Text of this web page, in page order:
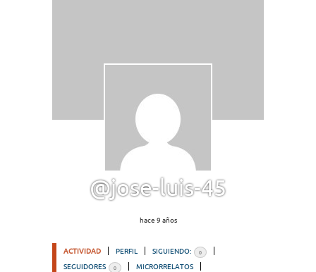
@jose-luis-45
hace 9 años
ACTIVIDAD PERFIL SIGUIENDO: 0
SEGUIDORES 0 MICRORRELATOS